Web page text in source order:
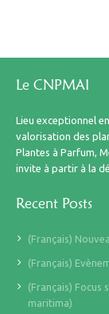
Le CNPMAI
Lieu exceptionnel
valorisation des
Plantes à Parfum,
invite à partir à la
Recent Posts
(Français)
(Français)
(Français) Focus
maritima)